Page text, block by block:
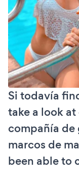
Si todavía
take a look
compañía de
marcos de
been able to